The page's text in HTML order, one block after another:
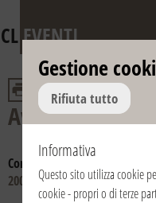
CLEVENTI
Avvento e
Consulta gli anni:
2008
Gestione
Rifiuta tutto
Informativa
Questo sito utilizza cookie
cookie - propri o di terze